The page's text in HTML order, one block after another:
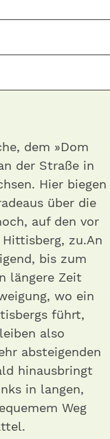
dem »Dom
der Straße in
Hier biegen
über die
auf den vor
zu.An
bis zum
längere Zeit
wo ein
führt,
also
absteigenden
hinausbringt
in langen,
Weg